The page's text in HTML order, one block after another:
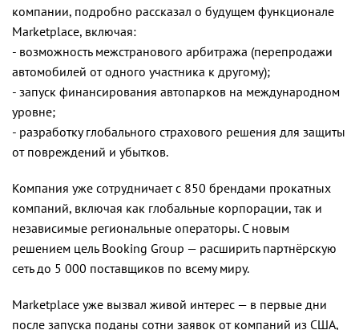
компании, подробно рассказал о будущем функционале
Marketplace, включая:
- возможность межстранового арбитража (перепродажи
автомобилей от одного участника к другому);
- запуск финансирования автопарков на международном
уровне;
- разработку глобального страхового решения для защиты
от повреждений и убытков.
Компания уже сотрудничает с 850 брендами прокатных
компаний, включая как глобальные корпорации, так и
независимые региональные операторы. С новым
решением цель Booking Group — расширить партнёрскую
сеть до 5 000 поставщиков по всему миру.
Marketplace уже вызвал живой интерес — в первые дни
после запуска поданы сотни заявок от компаний из США,